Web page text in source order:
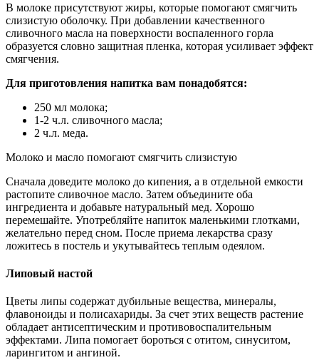
В молоке присутствуют жиры, которые помогают смягчить
слизистую оболочку. При добавлении качественного
сливочного масла на поверхности воспаленного горла
образуется словно защитная пленка, которая усиливает эффект
смягчения.
Для приготовления напитка вам понадобятся:
250 мл молока;
1-2 ч.л. сливочного масла;
2 ч.л. меда.
Молоко и масло помогают смягчить слизистую
Сначала доведите молоко до кипения, а в отдельной емкости
растопите сливочное масло. Затем объедините оба
ингредиента и добавьте натуральный мед. Хорошо
перемешайте. Употребляйте напиток маленькими глотками,
желательно перед сном. После приема лекарства сразу
ложитесь в постель и укутывайтесь теплым одеялом.
Липовый настой
Цветы липы содержат дубильные вещества, минералы,
флавоноиды и полисахариды. За счет этих веществ растение
обладает антисептическим и противовоспалительным
эффектами. Липа помогает бороться с отитом, синуситом,
ларингитом и ангиной.